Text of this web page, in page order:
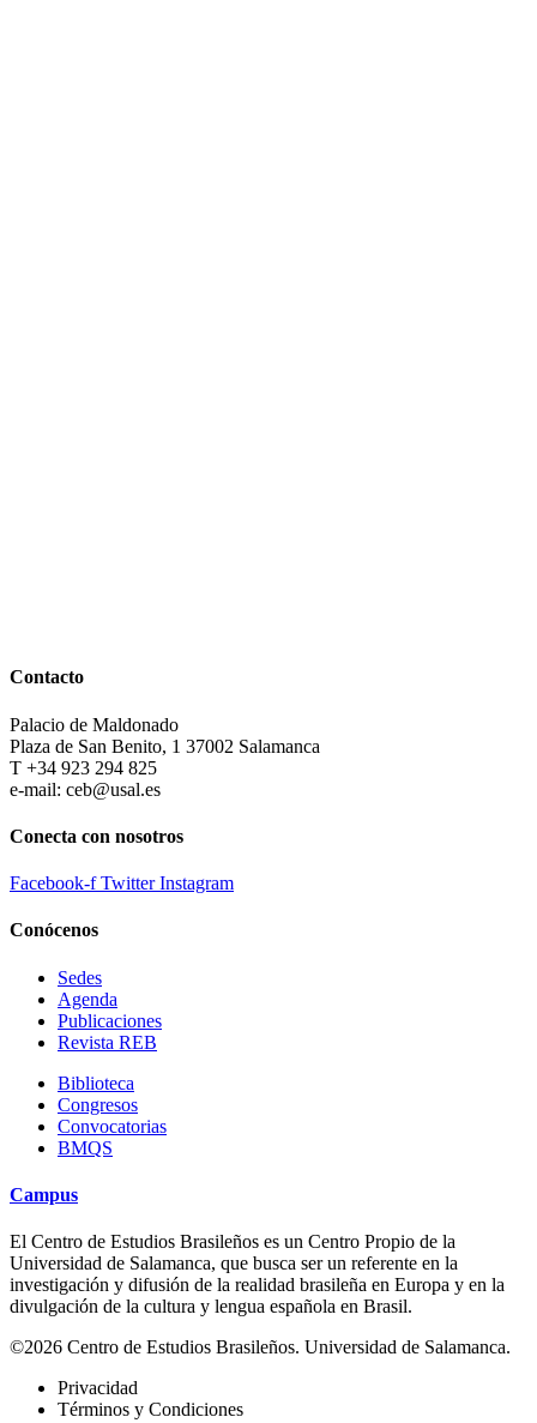
Contacto
Palacio de Maldonado
Plaza de San Benito, 1 37002 Salamanca
T +34 923 294 825
e-mail: ceb@usal.es
Conecta con nosotros
Facebook-f Twitter Instagram
Conócenos
Sedes
Agenda
Publicaciones
Revista REB
Biblioteca
Congresos
Convocatorias
BMQS
Campus
El Centro de Estudios Brasileños es un Centro Propio de la
Universidad de Salamanca, que busca ser un referente en la
investigación y difusión de la realidad brasileña en Europa y en la
divulgación de la cultura y lengua española en Brasil.
©2026 Centro de Estudios Brasileños. Universidad de Salamanca.
Privacidad
Términos y Condiciones